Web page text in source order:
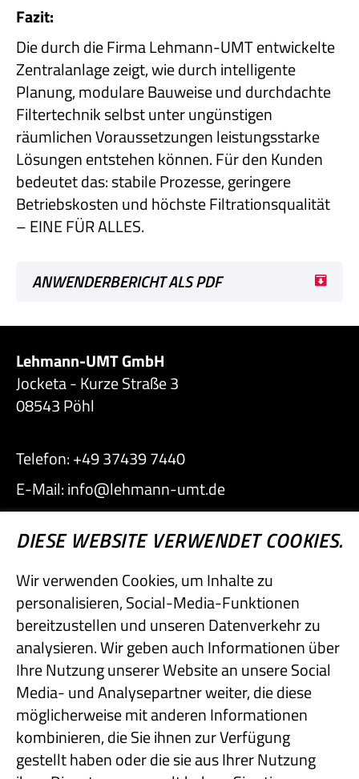
Fazit:
Die durch die Firma Lehmann-UMT entwickelte
Zentralanlage zeigt, wie durch intelligente
Planung, modulare Bauweise und durchdachte
Filtertechnik selbst unter ungünstigen
räumlichen Voraussetzungen leistungsstarke
Lösungen entstehen können. Für den Kunden
bedeutet das: stabile Prozesse, geringere
Betriebskosten und höchste Filtrationsqualität
– EINE FÜR ALLES.
ANWENDERBERICHT ALS PDF
DIESE WEBSITE VERWENDET COOKIES.
Wir verwenden Cookies, um Inhalte zu
personalisieren, Social-Media-Funktionen
bereitzustellen und unseren Datenverkehr zu
analysieren. Wir geben auch Informationen über
Ihre Nutzung unserer Website an unsere Social
Media- und Analysepartner weiter, die diese
möglicherweise mit anderen Informationen
kombinieren, die Sie ihnen zur Verfügung
gestellt haben oder die sie aus Ihrer Nutzung
Lehmann-UMT GmbH
Jocketa - Kurze Straße 3
08543 Pöhl
Telefon: +49 37439 7440
E-Mail: info@lehmann-umt.de
Vertreten durch Geschäftsführer Titus Lehmann
Handelsregister: HRB 3086
Ust-ID-Nr.: DE141243847
Impressum
Datenschutz
AGB
Folgen Sie uns für
mehr Einblicke